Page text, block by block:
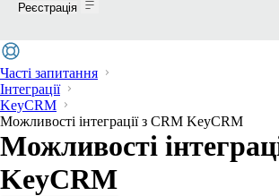
Реєстрація
Часті запитання
Інтеграції
KeyCRM
Можливості інтеграції з CRM KeyCRM
Можливості
KeyCRM